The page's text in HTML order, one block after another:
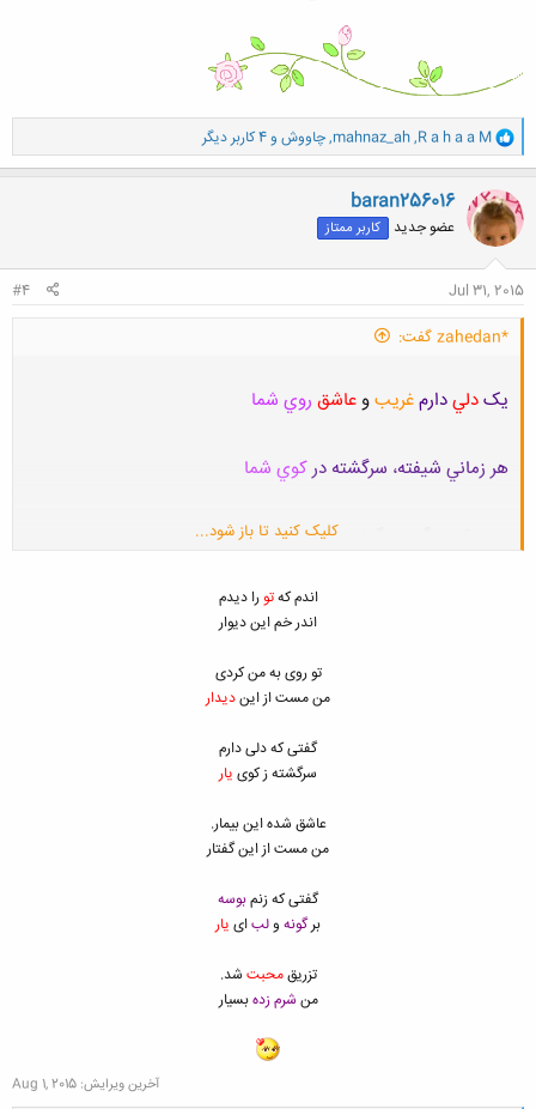
و
ا
ک
ن
ش
ه
ا
R a h a a M
,
mahnaz_ah
,چاووش و 4 کاربر دیگر
baran256016
عضو جدید کاربر ممتاز
Jul 31, 2015
#4
*zahedan گفت:
يکدليدارمغريبو عاشق روي شما
هر زماني شيفته، سرگشته درکوي شما
خون که ميگردد برگهايم بنام عشق و ناز
از رگ گردن هدايت ميشودسوي شما
در فضا
جوي شما
کلیک کنید تا باز شود...
اندم کهتورا دیدم
اندر خم این دیوار
تو روی به من کردی
من مست از ایندیدار
گفتی که دلی دارم
سرگشته ز کوی یار
عاشق شده این بیمار.
من مست از این گفتار
گفتی که زنمبوسه
برگونه ولبای یار
تزریقمحبت شد.
من شرم زدهبسیار
آخرین ویرایش: Aug 1, 2015